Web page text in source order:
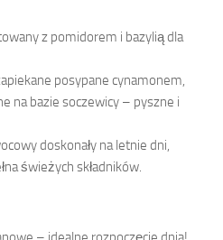
z pomidorem i bazylią dla
posypane cynamonem,
na bazie soczewicy – pyszne i
doskonały na letnie dni,
świeżych składników.